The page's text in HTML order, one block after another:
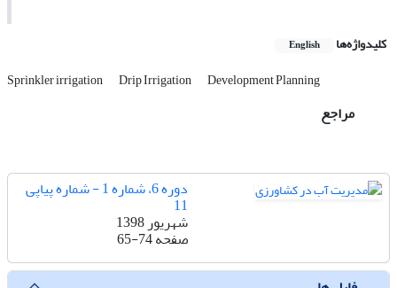
کلیدواژه‌ها English
Sprinkler irrigation Drip Irrigation Development Planning
مراجع
دوره 6، شماره 1 - شماره پیاپی
11
شهریور 1398
صفحه65-74